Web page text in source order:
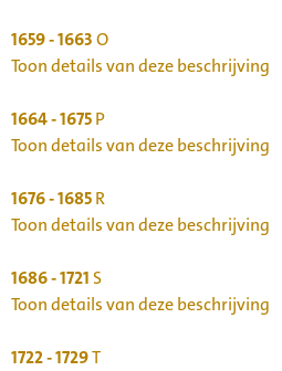
1659 - 1663O
Toon details van deze beschrijving
1664 - 1675P
Toon details van deze beschrijving
1676 - 1685R
Toon details van deze beschrijving
1686 - 1721 S
Toon details van deze beschrijving
1722 - 1729T